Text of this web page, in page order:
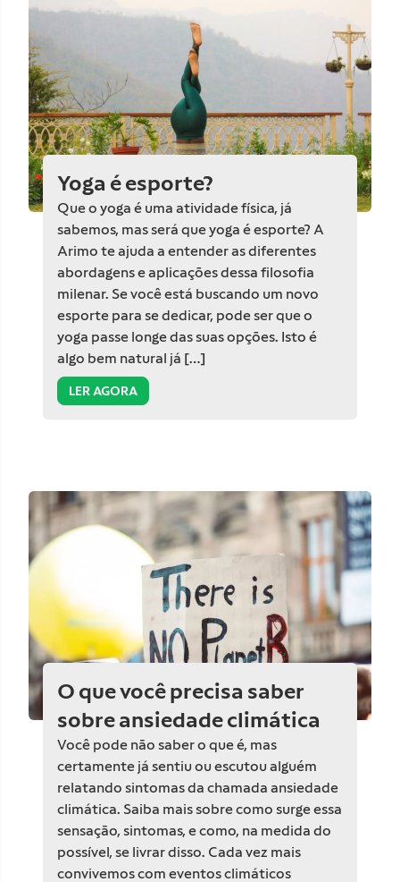
Yoga é esporte?
Que o yoga é uma atividade física, já
sabemos, mas será que yoga é esporte? A
Arimo te ajuda a entender as diferentes
abordagens e aplicações dessa filosofia
milenar. Se você está buscando um novo
esporte para se dedicar, pode ser que o
yoga passe longe das suas opções. Isto é
algo bem natural já […]
LER AGORA
O que você precisa saber
sobre ansiedade climática
Você pode não saber o que é, mas
certamente já sentiu ou escutou alguém
relatando sintomas da chamada ansiedade
climática. Saiba mais sobre como surge essa
sensação, sintomas, e como, na medida do
possível, se livrar disso. Cada vez mais
convivemos com eventos climáticos